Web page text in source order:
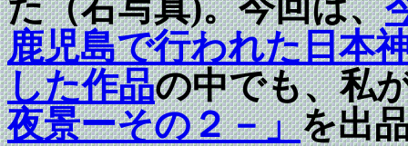
鹿児島で行われた日本
した作品の中でも、私
夜景ーその２－」を出